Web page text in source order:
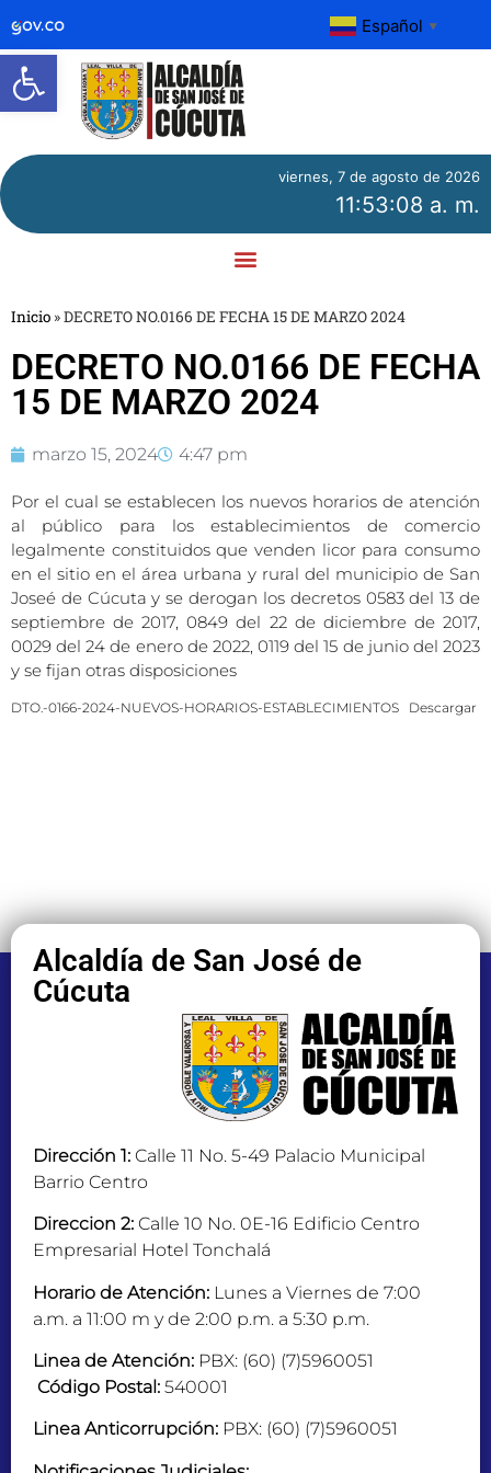
Abrir barra de herramientas
Español ▼
viernes, 7 de agosto de 2026
11:53:08 a. m.
Inicio »DECRETO NO.0166 DE FECHA 15 DE MARZO 2024
DECRETO NO.0166 DE FECHA
15 DE MARZO 2024
marzo 15, 2024 4:47 pm
Por el cual se establecen los nuevos horarios de atención
al público para los establecimientos de comercio
legalmente constituidos que venden licor para consumo
en el sitio en el área urbana y rural del municipio de San
Joseé de Cúcuta y se derogan los decretos 0583 del 13 de
septiembre de 2017, 0849 del 22 de diciembre de 2017,
0029 del 24 de enero de 2022, 0119 del 15 de junio del 2023
y se fijan otras disposiciones
DTO.-0166-2024-NUEVOS-HORARIOS-ESTABLECIMIENTOS Descargar
Alcaldía de San José de
Cúcuta
Dirección 1: Calle 11 No. 5-49 Palacio Municipal
Barrio Centro
Direccion 2: Calle 10 No. 0E-16 Edificio Centro
Empresarial Hotel Tonchalá
Horario de Atención: Lunes a Viernes de 7:00
a.m. a 11:00 m y de 2:00 p.m. a 5:30 p.m.
Linea de Atención: PBX: (60) (7)5960051
Código Postal: 540001
Linea Anticorrupción: PBX: (60) (7)5960051